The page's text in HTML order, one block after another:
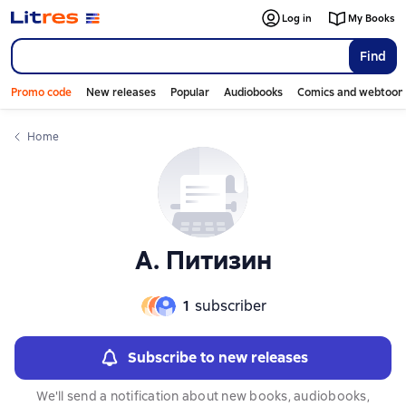
Find
Log in My Books
Promo code New releases Popular Audiobooks Comics and
Home
А. Питизин
1 subscriber
Subscribe to new releases
We'll send a notification about new books, audiobooks,
Слайдер с книгами
Слайдер с книгами